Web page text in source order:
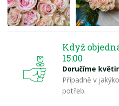
Když
15:00
Doručíme
Případně v
potřeb.